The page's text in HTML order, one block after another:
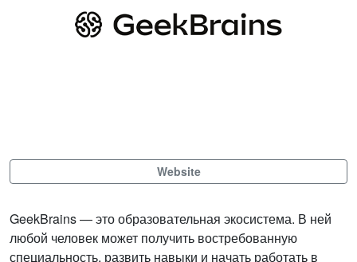
Website
GeekBrains — это образовательная экосистема. В ней
любой человек может получить востребованную
специальность, развить навыки и начать работать в